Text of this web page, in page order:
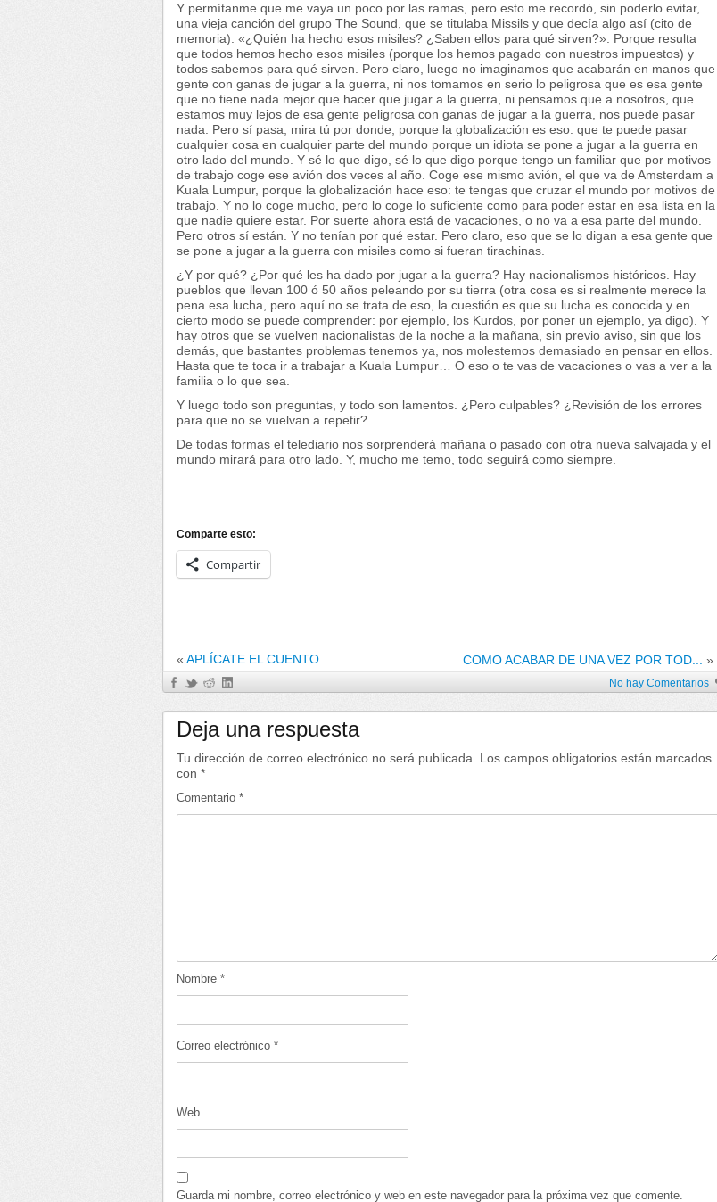
Y permítanme que me vaya un poco por las ramas, pero esto me recordó, sin poderlo evitar,
una vieja canción del grupo The Sound, que se titulaba Missils y que decía algo así (cito de
memoria): «¿Quién ha hecho esos misiles? ¿Saben ellos para qué sirven?». Porque resulta
que todos hemos hecho esos misiles (porque los hemos pagado con nuestros impuestos) y
todos sabemos para qué sirven. Pero claro, luego no imaginamos que acabarán en manos que
gente con ganas de jugar a la guerra, ni nos tomamos en serio lo peligrosa que es esa gente
que no tiene nada mejor que hacer que jugar a la guerra, ni pensamos que a nosotros, que
estamos muy lejos de esa gente peligrosa con ganas de jugar a la guerra, nos puede pasar
nada. Pero sí pasa, mira tú por donde, porque la globalización es eso: que te puede pasar
cualquier cosa en cualquier parte del mundo porque un idiota se pone a jugar a la guerra en
otro lado del mundo. Y sé lo que digo, sé lo que digo porque tengo un familiar que por motivos
de trabajo coge ese avión dos veces al año. Coge ese mismo avión, el que va de Amsterdam a
Kuala Lumpur, porque la globalización hace eso: te tengas que cruzar el mundo por motivos de
trabajo. Y no lo coge mucho, pero lo coge lo suficiente como para poder estar en esa lista en la
que nadie quiere estar. Por suerte ahora está de vacaciones, o no va a esa parte del mundo.
Pero otros sí están. Y no tenían por qué estar. Pero claro, eso que se lo digan a esa gente que
se pone a jugar a la guerra con misiles como si fueran tirachinas.
¿Y por qué? ¿Por qué les ha dado por jugar a la guerra? Hay nacionalismos históricos. Hay
pueblos que llevan 100 ó 50 años peleando por su tierra (otra cosa es si realmente merece la
pena esa lucha, pero aquí no se trata de eso, la cuestión es que su lucha es conocida y en
cierto modo se puede comprender: por ejemplo, los Kurdos, por poner un ejemplo, ya digo). Y
hay otros que se vuelven nacionalistas de la noche a la mañana, sin previo aviso, sin que los
demás, que bastantes problemas tenemos ya, nos molestemos demasiado en pensar en ellos.
Hasta que te toca ir a trabajar a Kuala Lumpur… O eso o te vas de vacaciones o vas a ver a la
familia o lo que sea.
Y luego todo son preguntas, y todo son lamentos. ¿Pero culpables? ¿Revisión de los errores
para que no se vuelvan a repetir?
De todas formas el telediario nos sorprenderá mañana o pasado con otra nueva salvajada y el
mundo mirará para otro lado. Y, mucho me temo, todo seguirá como siempre.
Comparte esto:
Compartir
« APLÍCATE EL CUENTO… COMO ACABAR DE UNA VEZ POR TOD... »
No hay Comentarios
Deja una respuesta
Tu dirección de correo electrónico no será publicada.
Los campos obligatorios están marcados
con *
Comentario *
Nombre *
Correo electrónico *
Web
Guarda mi nombre, correo electrónico y web en este navegador para la próxima vez que comente.